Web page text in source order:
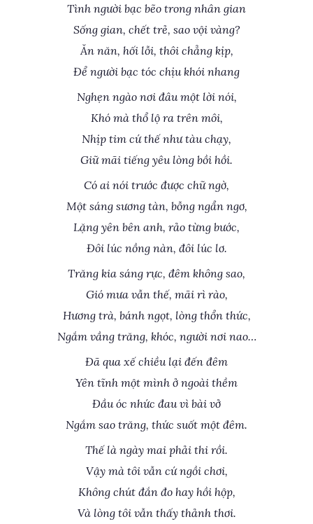
Tình người bạc bẽo trong nhân gian
Sống gian, chết trẻ, sao vội vàng?
Ăn năn, hối lỗi, thôi chẳng kịp,
Để người bạc tóc chịu khói nhang
Nghẹn ngào nơi đâu một lời nói,
Khó mà thổ lộ ra trên môi,
Nhịp tim cứ thế như tàu chạy,
Giữ mãi tiếng yêu lòng bồi hồi.
Có ai nói trước được chữ ngờ,
Một sáng sương tàn, bỗng ngẩn ngơ,
Lặng yên bên anh, rảo từng bước,
Đôi lúc nồng nàn, đôi lúc lơ.
Trăng kia sáng rực, đêm không sao,
Gió mưa vẫn thế, mãi rì rào,
Hương trà, bánh ngọt, lòng thổn thức,
Ngắm vầng trăng, khóc, người nơi nao…
Đã qua xế chiều lại đến đêm
Yên tĩnh một mình ở ngoài thềm
Đầu óc nhức đau vì bài vở
Ngắm sao trăng, thức suốt một đêm.
Thế là ngày mai phải thi rồi.
Vậy mà tôi vẫn cứ ngồi chơi,
Không chút đắn đo hay hồi hộp,
Và lòng tôi vẫn thấy thảnh thơi.